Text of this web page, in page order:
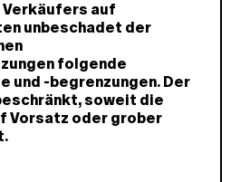
Verkäufers auf
unbeschadet der
folgende
und -begrenzungen. Der
soweit die
Vorsatz oder grober